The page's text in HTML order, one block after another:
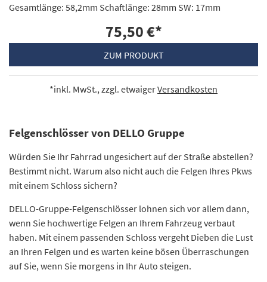
Gesamtlänge: 58,2mm Schaftlänge: 28mm SW: 17mm
75,50 €*
ZUM PRODUKT
*inkl. MwSt., zzgl. etwaigerVersandkosten
Felgenschlösser von DELLO Gruppe
Würden Sie Ihr Fahrrad ungesichert auf der Straße abstellen?
Bestimmt nicht. Warum also nicht auch die Felgen Ihres Pkws
mit einem Schloss sichern?
DELLO-Gruppe-Felgenschlösser lohnen sich vor allem dann,
wenn Sie hochwertige Felgen an Ihrem Fahrzeug verbaut
haben. Mit einem passenden Schloss vergeht Dieben die Lust
an Ihren Felgen und es warten keine bösen Überraschungen
auf Sie, wenn Sie morgens in Ihr Auto steigen.